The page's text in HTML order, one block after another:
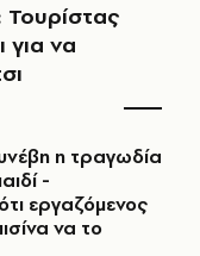
Τουρίστας
να
η τραγωδία
-
εργαζόμενος
να το